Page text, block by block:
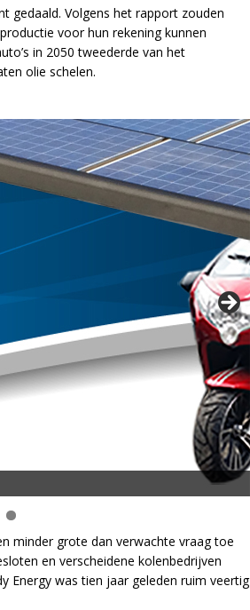
gedaald. Volgens het rapport zouden
voor hun rekening kunnen
in 2050 tweederde van het
olie schelen.
minder grote dan verwachte vraag toe
en verscheidene kolenbedrijven
Energy was tien jaar geleden ruim veertig